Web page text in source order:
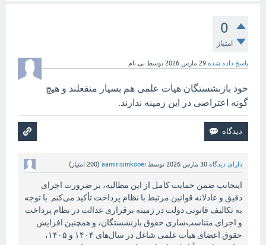
0
امتیاز
پاسخ داده شده 29 مارس 2026 توسط بی نام
خود بازنشستگان هیات علمی هم بسیار منفعلند و هیچ
گونه اعتراضی در این زمینه ندارند.
دارای دیدگاه 30 مارس 2026 توسط aamirisimkooei
(
200 امتیاز)
اینجانب ضمن حمایت کامل از این مطالبه، بر ضرورت اجرای
دقیق و عادلانه قوانین مرتبط با نظام پرداخت تأکید می‌کنم. با توجه
به تکالیف قانونی دولت در زمینه برقراری عدالت در نظام پرداخت
و اجرای متناسب‌سازی حقوق بازنشستگان، و همچنین افزایش
حقوق اعضای هیأت علمی شاغل در سال‌های ۱۴۰۴ و ۱۴۰۵،